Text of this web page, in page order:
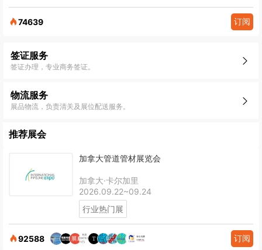
74639 订阅
签证服务
签证办理，专业商务签证。
物流服务
展品物流，负责清关及展位配送服务。
推荐展会
加拿大管道管材展览会
加拿大·卡尔加里
2026.09.22~09.24
行业热门展
92588 订阅